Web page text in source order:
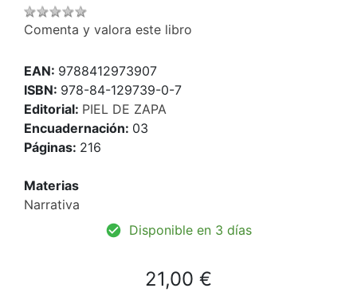
Comenta y valora este libro
EAN: 9788412973907
ISBN: 978-84-129739-0-7
Editorial: PIEL DE ZAPA
Encuadernación: 03
Páginas: 216
Materias
Narrativa
Disponible en 3 días
21,00 €